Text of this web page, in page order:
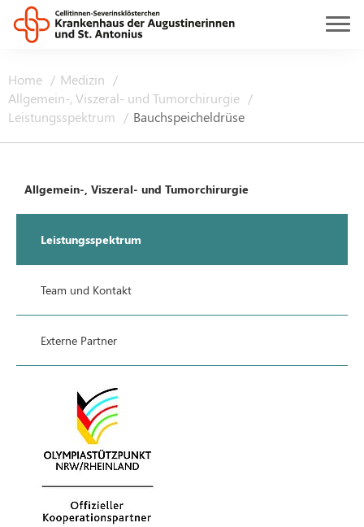
Home
Medizin
Allgemein-, Viszeral- und Tumorchirurgie
Leistungsspektrum
Bauchspeicheldrüse
Allgemein-, Viszeral- und Tumorchirurgie
Leistungsspektrum
Team und Kontakt
Externe Partner